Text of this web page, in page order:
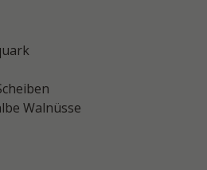
Walnüsse